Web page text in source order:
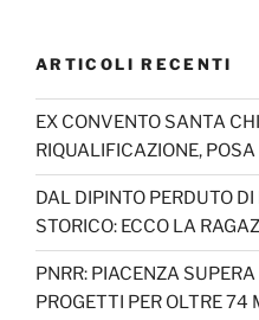
ARTICOLI RECENTI
EX CONVENTO SANTA
RIQUALIFICAZIONE,
DAL DIPINTO PERDUTO
STORICO: ECCO LA
PNRR: PIACENZA
PROGETTI PER OLTRE 74